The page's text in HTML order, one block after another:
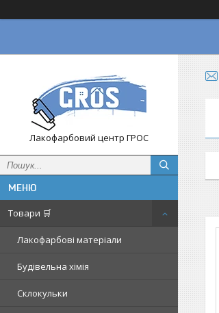
Лакофарбовий центр ГРОС
Товари 🛒
Лакофарбові матеріали
Будівельна хімія
Склокульки